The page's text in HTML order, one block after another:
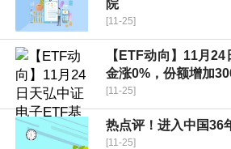
院
[11-25]
【ETF动向】11月
金涨0%，份额增加
[11-25]
热点评！进入中国36
[11-25]